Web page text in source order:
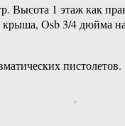
Высота 1 этаж как
Osb 3/4 дюйма
пистолетов.